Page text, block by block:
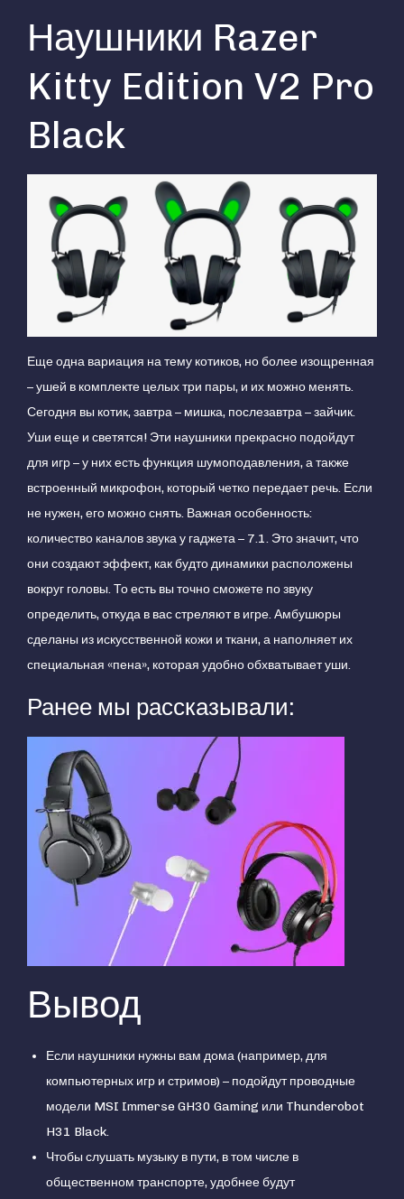
Наушники Razer
Kitty Edition V2 Pro
Black
Еще одна вариация на тему котиков, но более изощренная
– ушей в комплекте целых три пары, и их можно менять.
Сегодня вы котик, завтра – мишка, послезавтра – зайчик.
Уши еще и светятся! Эти наушники прекрасно подойдут
для игр – у них есть функция шумоподавления, а также
встроенный микрофон, который четко передает речь. Если
не нужен, его можно снять. Важная особенность:
количество каналов звука у гаджета – 7.1. Это значит, что
они создают эффект, как будто динамики расположены
вокруг головы. То есть вы точно сможете по звуку
определить, откуда в вас стреляют в игре. Амбушюры
сделаны из искусственной кожи и ткани, а наполняет их
специальная «пена», которая удобно обхватывает уши.
Ранее мы рассказывали:
Вывод
Если наушники нужны вам дома (например, для
компьютерных игр и стримов) – подойдут проводные
модели MSI Immerse GH30 Gaming или Thunderobot
H31 Black.
Чтобы слушать музыку в пути, в том числе в
общественном транспорте, удобнее будут